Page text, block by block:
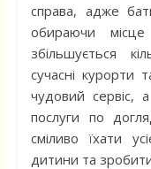
справа, адже
обираючи
збільшується
сучасні курорти
чудовий сервіс,
послуги по
сміливо їхати
дитини та